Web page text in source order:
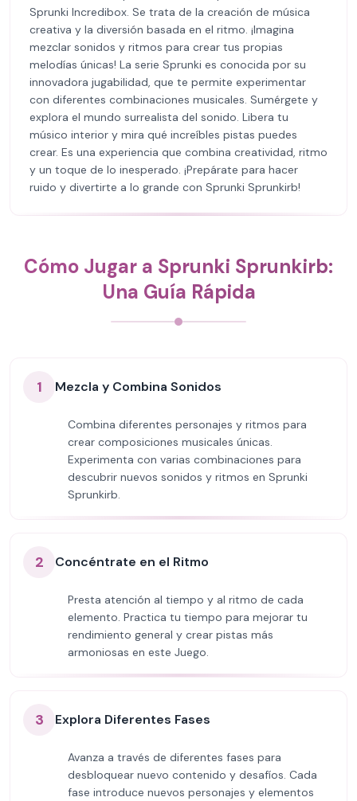
Sprunki Incredibox. Se trata de la creación de música
creativa y la diversión basada en el ritmo. ¡Imagina
mezclar sonidos y ritmos para crear tus propias
melodías únicas! La serie Sprunki es conocida por su
innovadora jugabilidad, que te permite experimentar
con diferentes combinaciones musicales. Sumérgete y
explora el mundo surrealista del sonido. Libera tu
músico interior y mira qué increíbles pistas puedes
crear. Es una experiencia que combina creatividad, ritmo
y un toque de lo inesperado. ¡Prepárate para hacer
ruido y divertirte a lo grande con Sprunki Sprunkirb!
Cómo Jugar a Sprunki Sprunkirb:
Una Guía Rápida
1 Mezcla y Combina Sonidos
Combina diferentes personajes y ritmos para
crear composiciones musicales únicas.
Experimenta con varias combinaciones para
descubrir nuevos sonidos y ritmos en Sprunki
Sprunkirb.
2 Concéntrate en el Ritmo
Presta atención al tiempo y al ritmo de cada
elemento. Practica tu tiempo para mejorar tu
rendimiento general y crear pistas más
armoniosas en este Juego.
3 Explora Diferentes Fases
Avanza a través de diferentes fases para
desbloquear nuevo contenido y desafíos. Cada
fase introduce nuevos personajes y elementos